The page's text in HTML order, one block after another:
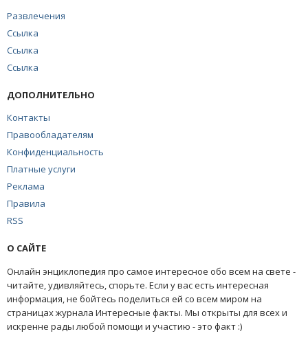
Развлечения
Ссылка
Ссылка
Ссылка
ДОПОЛНИТЕЛЬНО
Контакты
Правообладателям
Конфиденциальность
Платные услуги
Реклама
Правила
RSS
О САЙТЕ
Онлайн энциклопедия про самое интересное обо всем на свете -
читайте, удивляйтесь, спорьте. Если у вас есть интересная
информация, не бойтесь поделиться ей со всем миром на
страницах журнала Интересные факты. Мы открыты для всех и
искренне рады любой помощи и участию - это факт :)